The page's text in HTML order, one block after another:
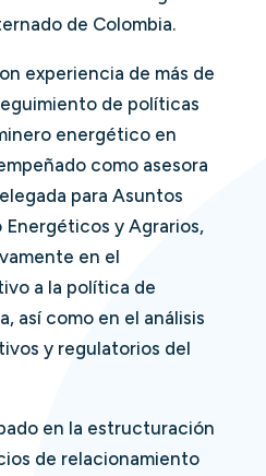
de Colombia.
experiencia de más de
de políticas
energético en
como asesora
para Asuntos
y Agrarios,
en el
a la política de
así como en el análisis
y regulatorios del
en la estructuración
de relacionamiento